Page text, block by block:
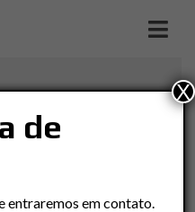
de
entraremos em contato.
X